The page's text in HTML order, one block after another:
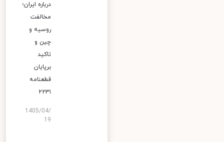
درباره ایران؛
مخالفت
روسیه و
چین و
تاکید
برپایان
قطعنامه
۲۲۳۱
1405/04/
19